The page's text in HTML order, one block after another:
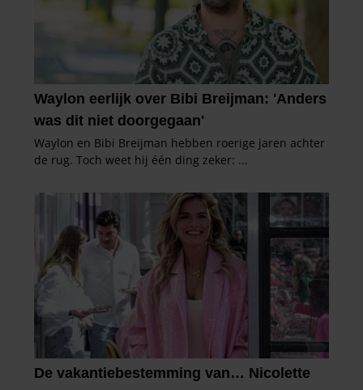
partners voor social media, adverteren en analyse. Deze
partners kunnen deze gegevens combineren met andere
informatie die u aan ze heeft verstrekt of die ze hebben
verzameld op basis van uw gebruik van hun services. U
gaat akkoord met onze cookies als u onze website blijft
gebruiken.